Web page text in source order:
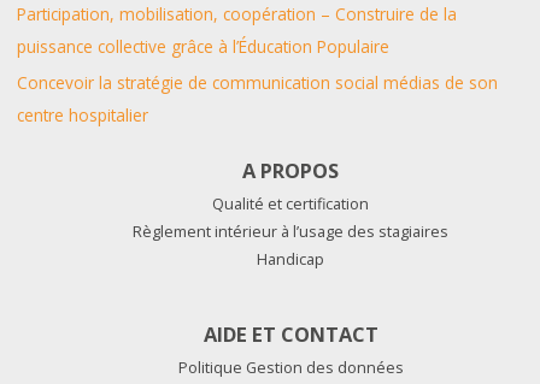
Participation, mobilisation, coopération – Construire de la
puissance collective grâce à l’Éducation Populaire
Concevoir la stratégie de communication social médias de son
centre hospitalier
A PROPOS
Qualité et certification
Règlement intérieur à l’usage des stagiaires
Handicap
AIDE ET CONTACT
Politique Gestion des données